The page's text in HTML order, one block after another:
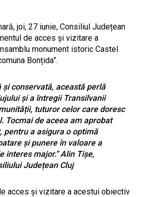
joi, 27 iunie, Consiliul Județean
de acces și vizitare a
monument istoric Castel
Bonțida”.
și conservată, această perlă
și a întregii Transilvanii
tuturor celor care doresc
Tocmai de aceea am aprobat
pentru a asigura o optimă
și punere în valoare a
interes major.”Alin Tișe,
Județean Cluj
acces și vizitare a acestui obiectiv